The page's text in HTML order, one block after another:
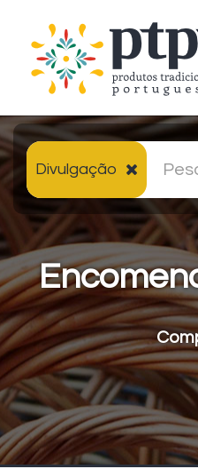
Divulgação